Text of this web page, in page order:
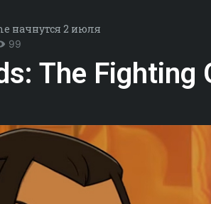
начнутся 2 июля
99
The Fighting